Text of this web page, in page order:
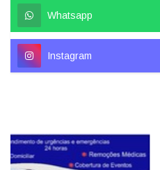
Whatsapp
Instagram